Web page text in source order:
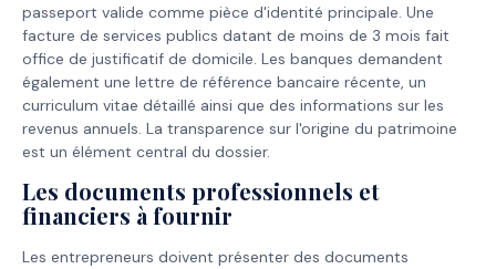
passeport valide comme pièce d'identité principale. Une
facture de services publics datant de moins de 3 mois fait
office de justificatif de domicile. Les banques demandent
également une lettre de référence bancaire récente, un
curriculum vitae détaillé ainsi que des informations sur les
revenus annuels. La transparence sur l'origine du patrimoine
est un élément central du dossier.
Les documents professionnels et
financiers à fournir
Les entrepreneurs doivent présenter des documents